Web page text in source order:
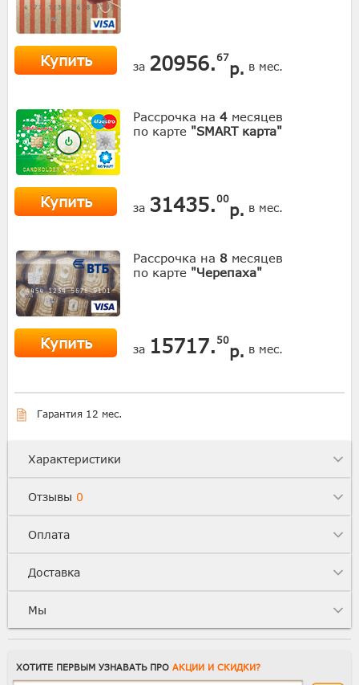
Купить за 20956.67
р. в мес.
Рассрочка на 4 месяцев
по карте "SMART карта"
Купить за 31435.00
р. в мес.
Рассрочка на 8 месяцев
по карте "Черепаха"
Купить за 15717. 50
р. в мес.
Гарантия 12 мес.
Характеристики
Отзывы 0
Оплата
Доставка
Мы
ХОТИТЕ ПЕРВЫМ УЗНАВАТЬ ПРО АКЦИИ И СКИДКИ?